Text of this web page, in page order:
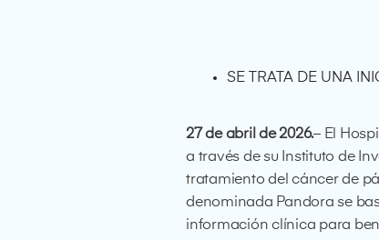
SE TRATA DE UNA
27 de abril de 2026.– El
a través de su Instituto de
tratamiento del cáncer de
denominada Pandora se
información clínica para